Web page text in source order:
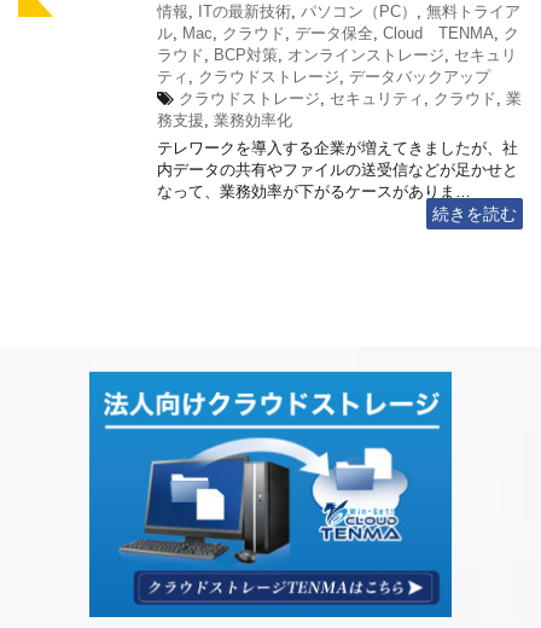
情報
ITの最新技術 パソコン（PC）
無料トライア
ル Mac クラウド データ保全 Cloud TENMA
ク
ラウド
BCP対策 オンラインストレージ
セキュリ
ティ
クラウドストレージ データバックアップ
クラウドストレージ
セキュリティ クラウド 業
務支援 業務効率化
テレワークを導入する企業が増えてきましたが、社
内データの共有やファイルの送受信などが足かせと
なって、業務効率が下がるケースがありま…
続きを読む